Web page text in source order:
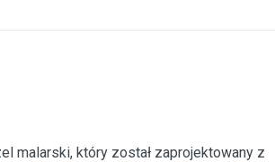
malarski, który został zaprojektowany z